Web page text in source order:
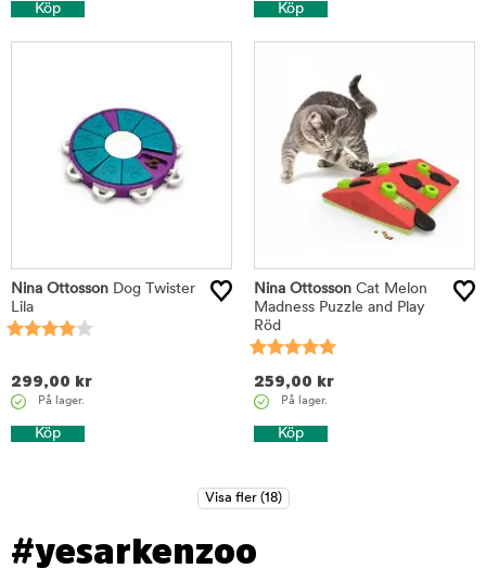
Köp Köp
Nina Ottosson Dog Twister
Lila
299,00 kr
På lager.
Köp
Nina Ottosson Cat Melon
Madness Puzzle and Play
Röd
259,00 kr
På lager.
Köp
#yesarkenzoo